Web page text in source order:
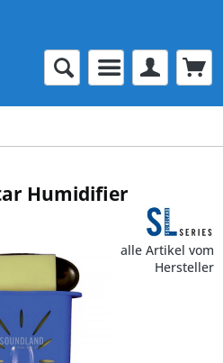
Humidifier
alle Artikel vom
Hersteller